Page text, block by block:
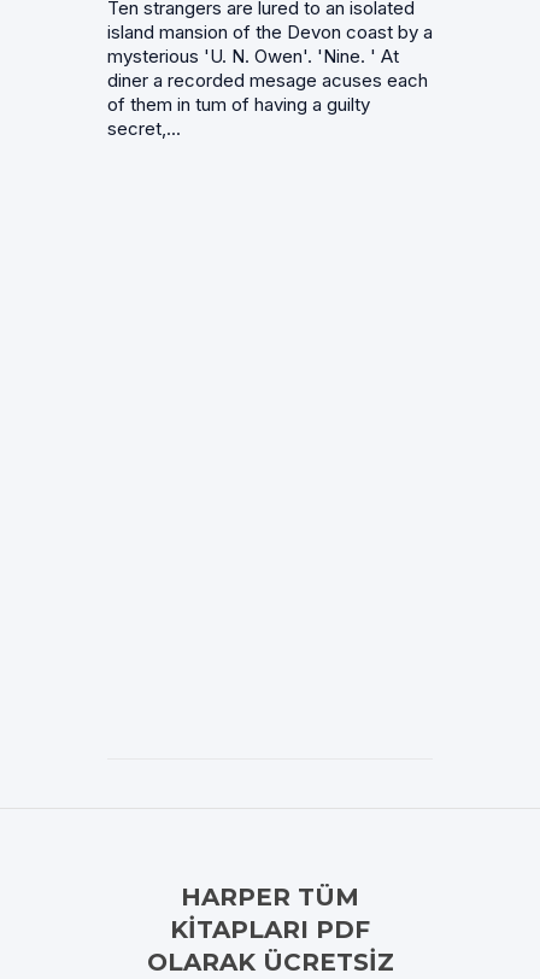
Ten strangers are lured to an isolated
island mansion of the Devon coast by a
mysterious 'U. N. Owen'. 'Nine. ' At
diner a recorded mesage acuses each
of them in tum of having a guilty
secret,...
HARPER TÜM
KITAPLARI PDF
OLARAK ÜCRETSIZ